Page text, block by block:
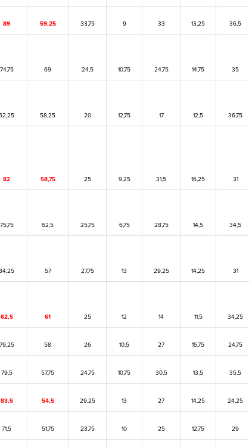
89 59,25 33,75 9 33 13,25 36,5
74,75 69 24,5 10,75 24,75 14,75 35
58,25 20 12,75 17 12,5 36,75
82 58,75 25 9,25 31,5 16,25 31
75,75 62,5 25,75 6,75 28,75 14,5 34,5
57 27,75 13 29,25 14,25 31
62,5 61 25 12 14 11,5 34,25
58 26 10,5 27 15,75 24,75
79,5 57,75 24,75 10,75 30,5 13,5 35,5
83,5 54,5 29,25 13 27 14,25 24,25
71,5 51,75 23,75 10 25 12,75 29